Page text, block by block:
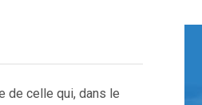
de celle qui, dans le